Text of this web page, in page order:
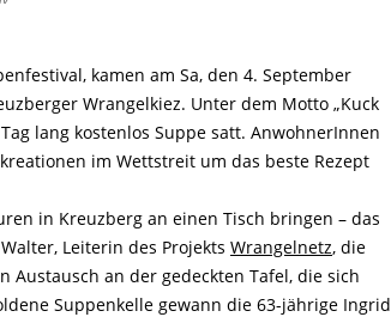
kamen am Sa, den 4. September
Wrangelkiez. Unter dem Motto „Kuck
lang kostenlos Suppe satt. AnwohnerInnen
im Wettstreit um das beste Rezept
in Kreuzberg an einen Tisch bringen – das
Leiterin des Projekts Wrangelnetz, die
Austausch an der gedeckten Tafel, die sich
Suppenkelle gewann die 63-jährige Ingrid